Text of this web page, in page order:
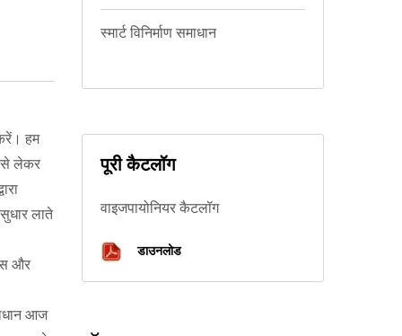
हम
से लेकर
लाते
और
आज
स्मार्ट विनिर्माण समाधान
पूरी कैटलॉग
वाइजपायोनियर कैटलॉग
डाउनलोड